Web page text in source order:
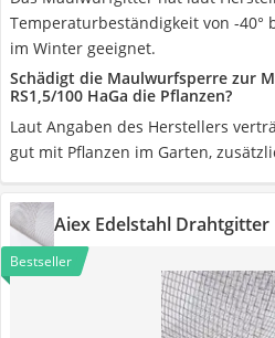
Temperaturbeständigkeit von -40°
im Winter geeignet.
Schädigt die Maulwurfsperre zur
RS1,5/100 HaGa die Pflanzen?
Laut Angaben des Herstellers
gut mit Pflanzen im Garten,
Aiex Edelstahl Drahtgitter
Bestseller